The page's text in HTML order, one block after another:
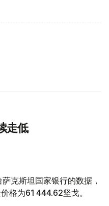
走低
萨克斯坦国家银行的数据，
格为61 444.62坚戈。